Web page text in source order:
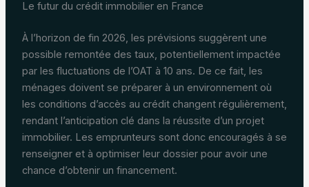
Le futur du crédit immobilier en France
À l’horizon de fin 2026, les prévisions suggèrent une
possible remontée des taux, potentiellement impactée
par les fluctuations de l’OAT à 10 ans. De ce fait, les
ménages doivent se préparer à un environnement où
les conditions d’accès au crédit changent régulièrement,
rendant l’anticipation clé dans la réussite d’un projet
immobilier. Les emprunteurs sont donc encouragés à se
renseigner et à optimiser leur dossier pour avoir une
chance d’obtenir un financement.